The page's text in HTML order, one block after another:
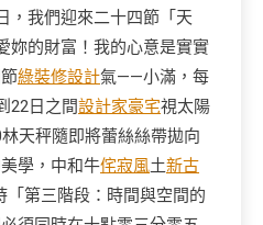
，我們迎來二十四節「天
妳的財富！我的心意是實實
綠裝修設計氣——小滿，每
22日之間設計家豪宅視太陽
天秤隨即將蕾絲絲帶拋向
學，中和牛侘寂風土新古
「第三階段：時間與空間的